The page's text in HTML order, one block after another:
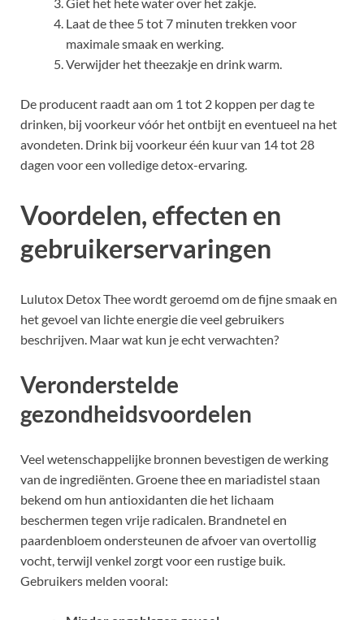
Laat de thee 5 tot 7 minuten trekken voor
maximale smaak en werking.
Verwijder het theezakje en drink warm.
De producent raadt aan om 1 tot 2 koppen per dag te
drinken, bij voorkeur vóór het ontbijt en eventueel na het
avondeten. Drink bij voorkeur één kuur van 14 tot 28
dagen voor een volledige detox-ervaring.
Voordelen, effecten en
gebruikerservaringen
Lulutox Detox Thee wordt geroemd om de fijne smaak en
het gevoel van lichte energie die veel gebruikers
beschrijven. Maar wat kun je echt verwachten?
Veronderstelde
gezondheidsvoordelen
Veel wetenschappelijke bronnen bevestigen de werking
van de ingrediënten. Groene thee en mariadistel staan
bekend om hun antioxidanten die het lichaam
beschermen tegen vrije radicalen. Brandnetel en
paardenbloem ondersteunen de afvoer van overtollig
vocht, terwijl venkel zorgt voor een rustige buik.
Gebruikers melden vooral: